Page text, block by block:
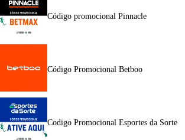
Código promocional Pinnacle
Código Promocional Betboo
Codigo Promocional Esportes da Sorte